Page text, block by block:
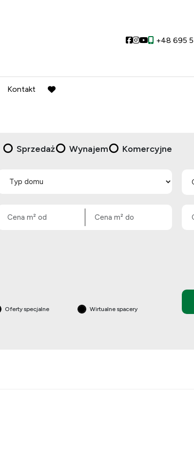
Social link
Social link
Social link
+48 695
Kontakt
favorite
Sprzedaż Wynajem Komercyjne
Oferty specjalne Wirtualne spacery